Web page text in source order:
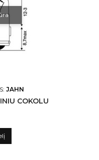
JAHN
COKOLU